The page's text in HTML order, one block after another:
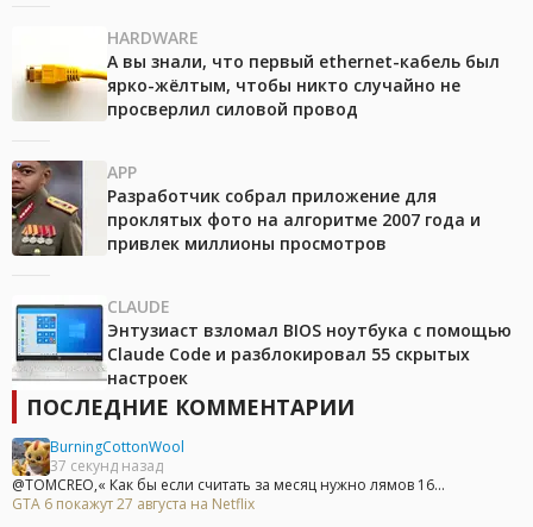
HARDWARE
А вы знали, что первый ethernet-кабель был
ярко-жёлтым, чтобы никто случайно не
просверлил силовой провод
APP
Разработчик собрал приложение для
проклятых фото на алгоритме 2007 года и
привлек миллионы просмотров
CLAUDE
Энтузиаст взломал BIOS ноутбука с помощью
Claude Code и разблокировал 55 скрытых
настроек
ПОСЛЕДНИЕ КОММЕНТАРИИ
BurningCottonWool
37 секунд назад
@TOMCREO,« Как бы если считать за месяц нужно лямов 16...
GTA 6 покажут 27 августа на Netflix